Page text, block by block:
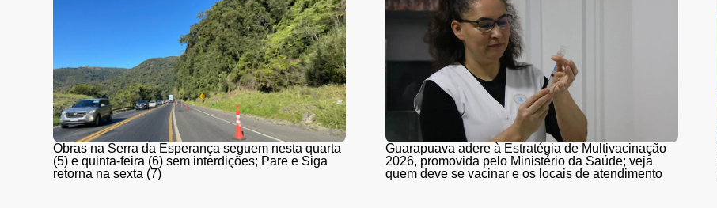
Obras na Serra da Esperança seguem nesta quarta
(5) e quinta-feira (6) sem interdições; Pare e Siga
retorna na sexta (7)
Guarapuava adere à Estratégia de Multivacinação
2026, promovida pelo Ministério da Saúde; veja
quem deve se vacinar e os locais de atendimento